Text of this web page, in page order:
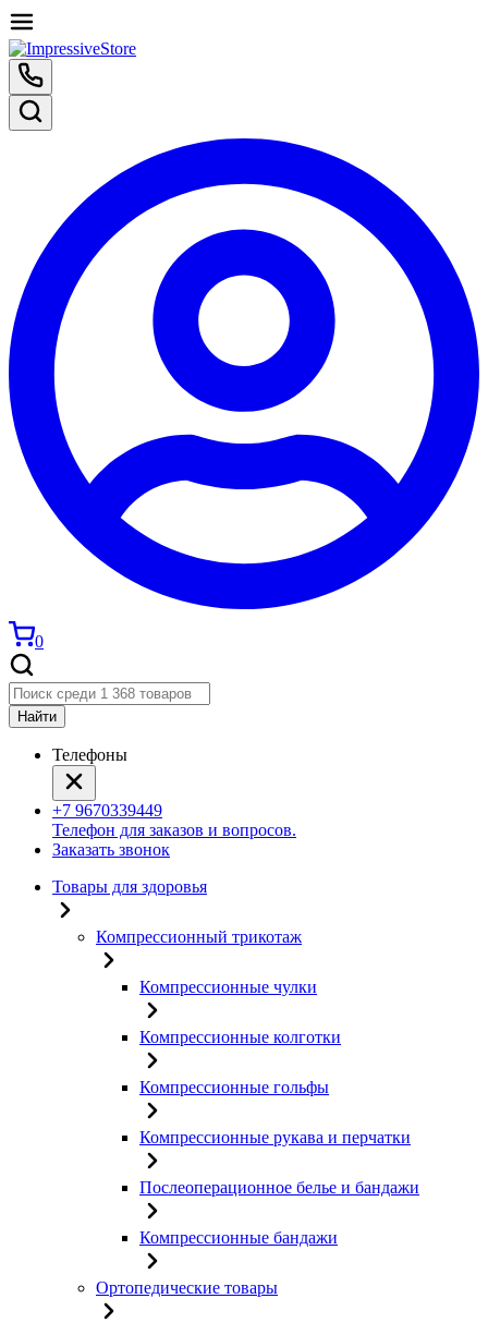
0
Найти
Телефоны
+7 9670339449
Телефон для заказов и вопросов.
Заказать звонок
Товары для здоровья
Компрессионный трикотаж
Компрессионные чулки
Компрессионные колготки
Компрессионные гольфы
Компрессионные рукава и перчатки
Послеоперационное белье и бандажи
Компрессионные бандажи
Ортопедические товары